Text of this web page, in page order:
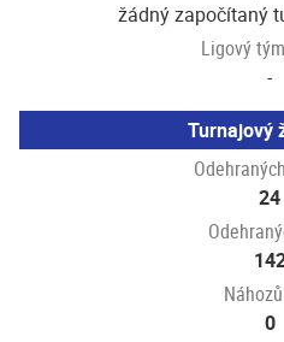
žádný započítaný
Ligový
-
Turnajový
24
0